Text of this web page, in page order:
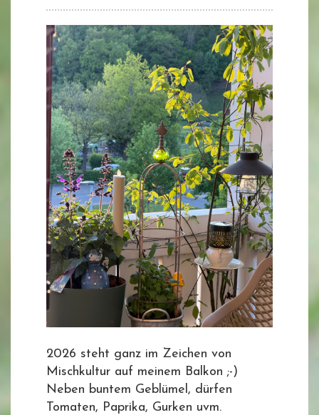
2026 steht ganz im Zeichen von
Mischkultur auf meinem Balkon ;-)
Neben buntem Geblümel, dürfen
Tomaten, Paprika, Gurken uvm.